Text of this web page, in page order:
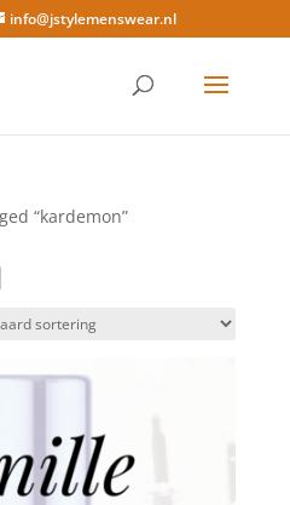
info@jstylemenswear.nl
“kardemon”